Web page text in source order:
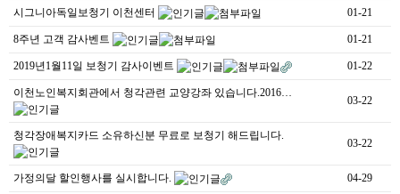
시그니아독일보청기 이천센터 01-21
8주년 고객 감사벤트 01-21
2019년1월11일 보청기 감사이벤트 01-22
이천노인복지회관에서 청각관련 교양강좌 있습니다.2016…
03-22
청각장애복지카드 소유하신분 무료로 보청기 해드립니다.
03-22
가정의달 할인행사를 실시합니다. 04-29